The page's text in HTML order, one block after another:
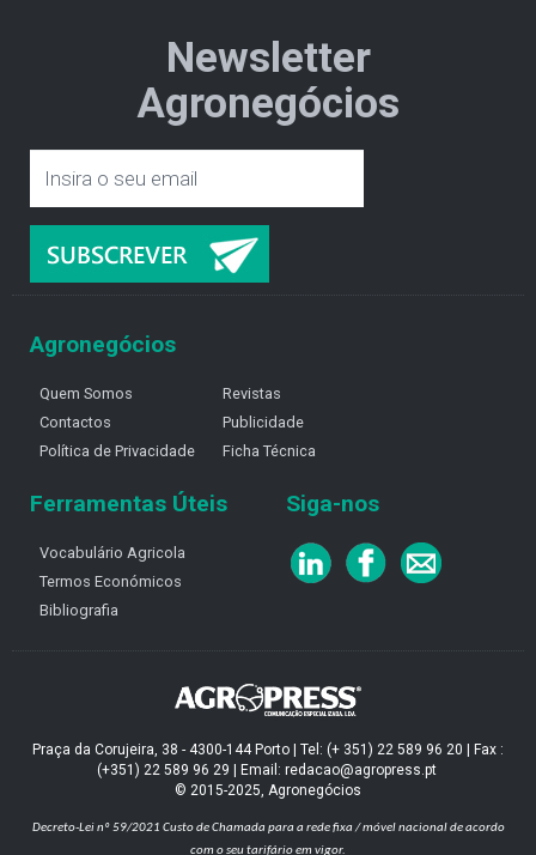
Newsletter
Agronegócios
Agronegócios
Quem Somos
Contactos
Política de Privacidade
Revistas
Publicidade
Ficha Técnica
Ferramentas Úteis
Vocabulário Agricola
Termos Económicos
Bibliografia
Siga-nos
Praça da Corujeira, 38 - 4300-144 Porto | Tel: (+ 351) 22 589 96 20 | Fax :
(+351) 22 589 96 29 | Email: redacao@agropress.pt
© 2015-2025, Agronegócios
Decreto-Lei nº 59/2021 Custo de Chamada para a rede fixa / móvel nacional de acordo
com o seu tarifário em vigor.